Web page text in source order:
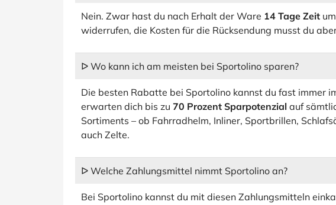
Nein. Zwar hast du nach Erhalt der Ware 14 Tage Zeit
widerrufen, die Kosten für die Rücksendung musst du
ᐅ Wo kann ich am meisten bei Sportolino sparen?
Die besten Rabatte bei Sportolino kannst du fast immer
erwarten dich bis zu 70 Prozent Sparpotenzial auf
Sortiments – ob Fahrradhelm, Inliner, Sportbrillen,
auch Zelte.
ᐅ Welche Zahlungsmittel nimmt Sportolino an?
Bei Sportolino kannst du mit diesen Zahlungsmitteln